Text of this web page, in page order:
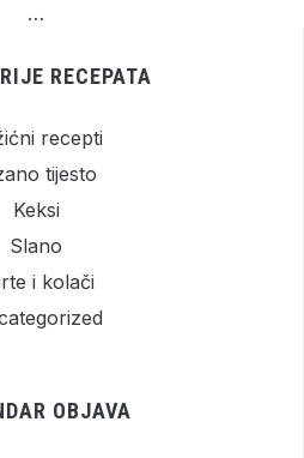
…
RECEPATA
recepti
tijesto
Keksi
Slano
i kolači
OBJAVA